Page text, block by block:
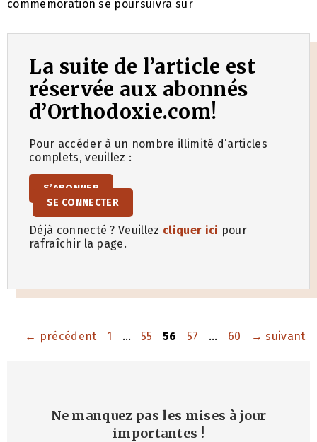
commémoration se poursuivra sur
La suite de l’article est
réservée aux abonnés
d’Orthodoxie.com!
Pour accéder à un nombre illimité d’articles
complets, veuillez :
S’ABONNER
SE CONNECTER
Déjà connecté ? Veuillez cliquer ici pour
rafraîchir la page.
← précédent Page
1 … Page
55 Page
56 Page
57 … Page
60 → suivant
Ne manquez pas les mises à jour
importantes !